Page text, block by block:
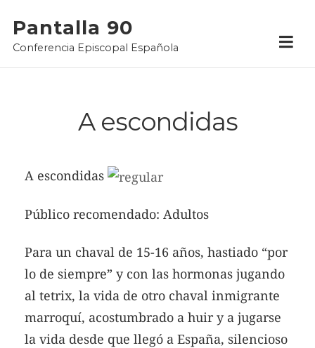
content
Pantalla 90
Conferencia Episcopal Española
A escondidas
A escondidas
Público recomendado: Adultos
Para un chaval de 15-16 años, hastiado “por
lo de siempre” y con las hormonas jugando
al tetrix, la vida de otro chaval inmigrante
marroquí, acostumbrado a huir y a jugarse
la vida desde que llegó a España, silencioso